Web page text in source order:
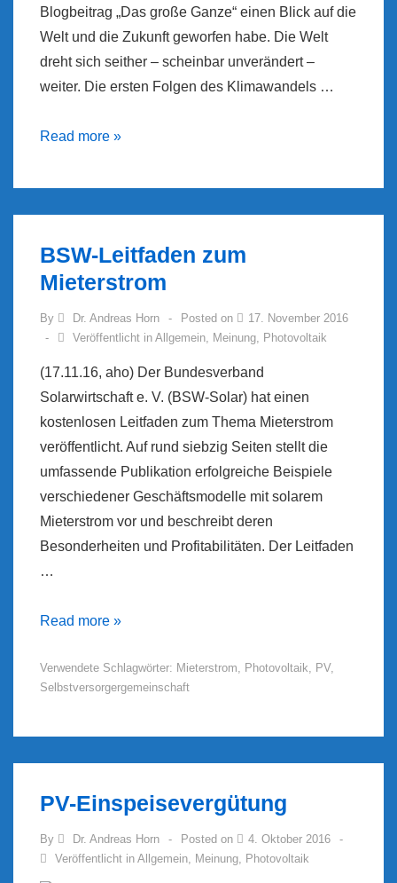
Blogbeitrag „Das große Ganze“ einen Blick auf die
Welt und die Zukunft geworfen habe. Die Welt
dreht sich seither – scheinbar unverändert –
weiter. Die ersten Folgen des Klimawandels …
Die
Regel
Read more »
BSW-Leitfaden zum
Mieterstrom
By Dr. Andreas Horn Posted on
17. November 2016
Veröffentlicht in Allgemein, Meinung, Photovoltaik
(17.11.16, aho) Der Bundesverband
Solarwirtschaft e. V. (BSW-Solar) hat einen
kostenlosen Leitfaden zum Thema Mieterstrom
veröffentlicht. Auf rund siebzig Seiten stellt die
umfassende Publikation erfolgreiche Beispiele
verschiedener Geschäftsmodelle mit solarem
Mieterstrom vor und beschreibt deren
Besonderheiten und Profitabilitäten. Der Leitfaden
…
BSW-
zum
Mieterstrom
Read more »
Verwendete Schlagwörter: Mieterstrom, Photovoltaik, PV,
Selbstversorgergemeinschaft
PV-Einspeisevergütung
By Dr. Andreas Horn Posted on
4. Oktober 2016
Veröffentlicht in Allgemein, Meinung, Photovoltaik